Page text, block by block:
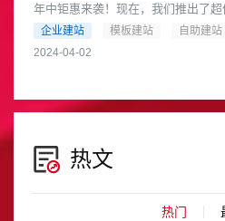
年中钜惠来袭！现在，我们推出了
自助建站，只需1000元起！是的，
可以拥有一个专业的网......
企业建站 模板建站 自助建站
2024-04-02
热文
热门